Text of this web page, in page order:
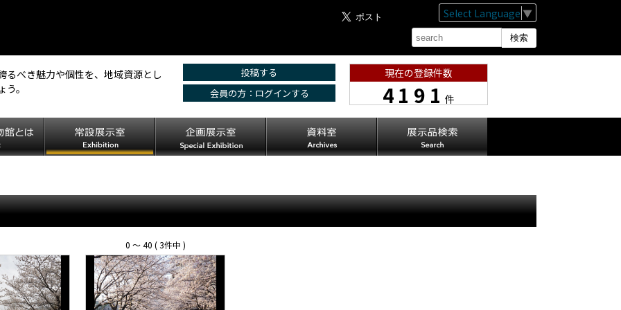
Select Language ▼
るべき魅力や個性を、地域資源とし
。
投稿する
会員の方：ログインする
現在の登録件数
4191件
0 〜 40 ( 3件中 )